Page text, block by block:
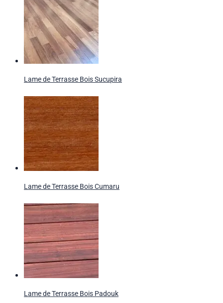
Lame de Terrasse Bois Sucupira
Lame de Terrasse Bois Cumaru
Lame de Terrasse Bois Padouk